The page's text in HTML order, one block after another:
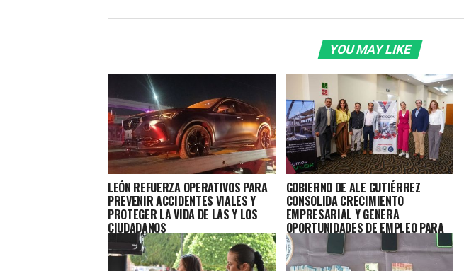
YOU MAY LIKE
LEÓN REFUERZA OPERATIVOS PARA
PREVENIR ACCIDENTES VIALES Y
PROTEGER LA VIDA DE LAS Y LOS
CIUDADANOS
GOBIERNO DE ALE GUTIÉRREZ
CONSOLIDA CRECIMIENTO
EMPRESARIAL Y GENERA
OPORTUNIDADES DE EMPLEO PARA
LOS LEONESES